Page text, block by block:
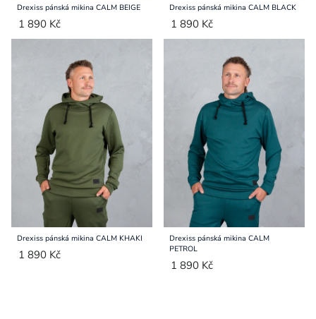
Drexiss pánská mikina CALM BEIGE
1 890 Kč
Drexiss pánská mikina CALM BLACK
1 890 Kč
Drexiss pánská mikina CALM KHAKI
1 890 Kč
Drexiss pánská mikina CALM
PETROL
1 890 Kč